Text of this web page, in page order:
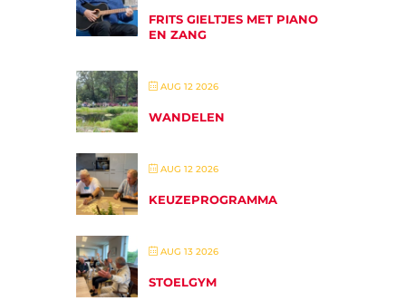
FRITS GIELTJES MET PIANO
EN ZANG
AUG 12 2026
WANDELEN
AUG 12 2026
KEUZEPROGRAMMA
AUG 13 2026
STOELGYM